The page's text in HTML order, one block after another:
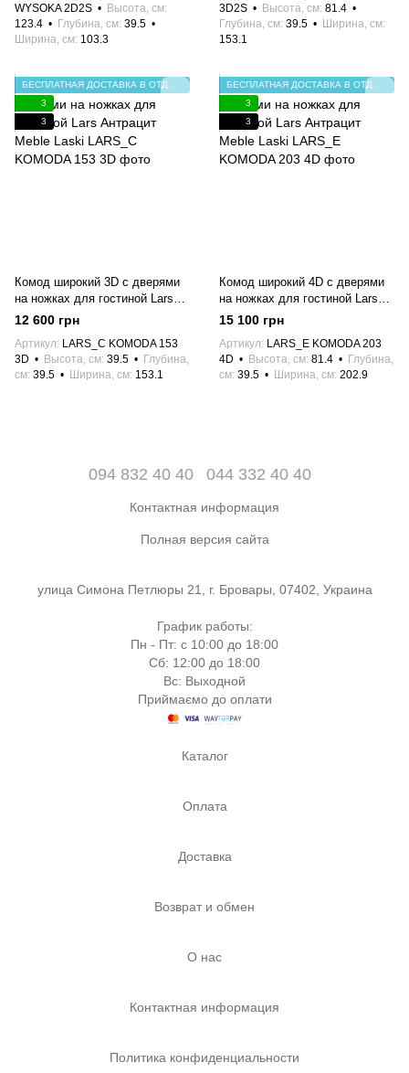
WYSOKA 2D2S
Высота, см
123.4
Глубина, см 39.5
Ширина, см 103.3
3D2S
Высота, см 81.4
Глубина, см 39.5
Ширина, см
153.1
3
3
Комод широкий 3D с дверями
на ножках для гостиной Lars
Антрацит Meble Laski
12 600 грн
Артикул
LARS_C KOMODA 153
3D
Высота, см 39.5
Глубина,
см 39.5 Ширина, см 153.1
3
3
Комод широкий 4D с дверями
на ножках для гостиной Lars
Антрацит Meble Laski
15 100 грн
Артикул
LARS_E KOMODA 203
4D
Высота, см 81.4
Глубина,
см 39.5 Ширина, см 202.9
094 832 40 40 044 332 40 40
Контактная информация
Полная версия сайта
улица Симона Петлюры 21, г. Бровары, 07402, Украина
График работы:
Пн - Пт: с 10:00 до 18:00
Сб: 12:00 до 18:00
Вс: Выходной
Приймаємо до оплати
Каталог
Оплата
Доставка
Возврат и обмен
О нас
Контактная информация
Политика конфиденциальности